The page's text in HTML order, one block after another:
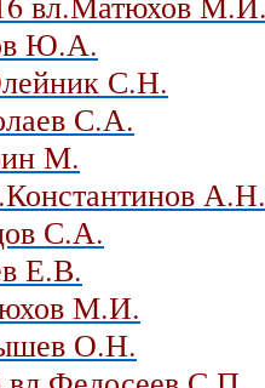
Ю.А.
С.Н.
С.А.
М.
А.Н.
С.А.
Е.В.
М.И.
О.Н.